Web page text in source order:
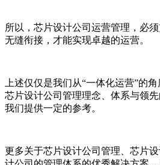
所以，芯片设计公司运营管理，必
无缝衔接，才能实现卓越的运营。
上述仅仅是我们从“一体化运营”的
芯片设计公司管理理念、体系与领
我们提供一定的参考。
更多关于芯片设计公司管理、芯片